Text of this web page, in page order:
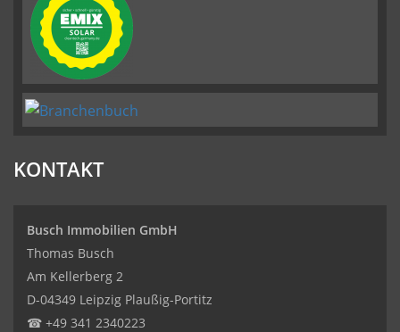
KONTAKT
Busch Immobilien GmbH
Thomas Busch
Am Kellerberg 2
D-04349 Leipzig Plaußig-Portitz
☎ +49 341 2340223